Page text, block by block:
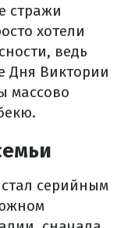
стражи
хотели
ведь
Дня Виктории
массово
серийным